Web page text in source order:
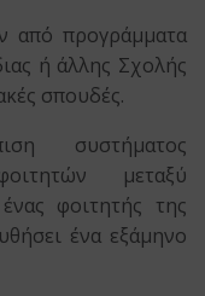
από προγράμματα
ή άλλης Σχολής
σπουδές.
συστήματος
μεταξύ
φοιτητής της
ένα εξάμηνο